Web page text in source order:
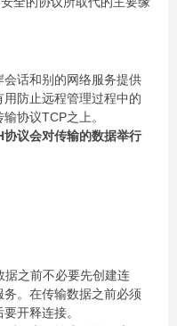
话和别的网络服务提供
防止远程管理过程中的
协议TCP之上。
议会对传输的数据举行
据之前不必要先创建连
。在传输数据之前必须
开释连接。